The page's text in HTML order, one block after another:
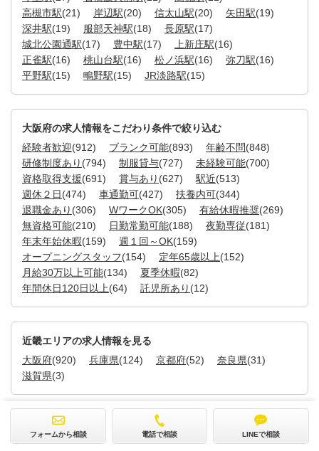
高槻市駅(21) 岸辺駅(20) 信太山駅(20) 矢田駅(19)
深井駅(19) 服部天神駅(18) 長原駅(17)
城北公園通駅(17) 豊中駅(17) 上新庄駅(16)
正雀駅(16) 桃山台駅(16) 松ノ浜駅(16) 弥刀駅(16)
平野駅(15) 鴫野駅(15) JR淡路駅(15)
大阪府の求人情報をこだわり条件で絞り込む
経験者歓迎(912) ブランク可能(893) 年齢不問(848)
研修制度あり (794) 制服貸与(727) 未経験可能(700)
資格取得支援(691) 賞与あり (627) 駅近(513)
週休２日(474) 車通勤可(427) 扶養内可(344)
退職金あり (306) WワークOK(305) 有給休暇推奨(269)
無資格可能(210) 日勤常勤可能(188) 夜勤専従(181)
年末年始休暇(159) 週１回～OK(159)
オープニングスタッフ(154) 定年65歳以上(152)
月給30万以上可能(134) 夏季休暇(82)
年間休日120日以上(64) 託児所あり (12)
近畿エリアの求人情報を見る
大阪府(920) 兵庫県(124) 京都府(52) 奈良県(31)
滋賀県(3)
リニューケアトップに戻る
フォームから相談 電話で相談 LINEで相談